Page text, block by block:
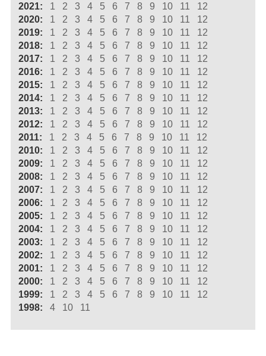
2021:
1 2 3 4 5 6 7 8 9 10 11
12
2020:
1 2 3 4 5 6 7 8 9 10 11
12
2019:
1 2 3 4 5 6 7 8 9 10 11
12
2018:
1 2 3 4 5 6 7 8 9 10 11
12
2017:
1 2 3 4 5 6 7 8 9 10 11
12
2016:
1 2 3 4 5 6 7 8 9 10 11
12
2015:
1 2 3 4 5 6 7 8 9 10 11
12
2014:
1 2 3 4 5 6 7 8 9 10 11
12
2013:
1 2 3 4 5 6 7 8 9 10 11
12
2012:
1 2 3 4 5 6 7 8 9 10 11
12
2011:
1 2 3 4 5 6 7 8 9 10 11
12
2010:
1 2 3 4 5 6 7 8 9 10 11
12
2009:
1 2 3 4 5 6 7 8 9 10 11
12
2008:
1 2 3 4 5 6 7 8 9 10 11
12
2007:
1 2 3 4 5 6 7 8 9 10 11
12
2006:
1 2 3 4 5 6 7 8 9 10 11
12
2005:
1 2 3 4 5 6 7 8 9 10 11
12
2004:
1 2 3 4 5 6 7 8 9 10 11
12
2003:
1 2 3 4 5 6 7 8 9 10 11
12
2002:
1 2 3 4 5 6 7 8 9 10 11
12
2001:
1 2 3 4 5 6 7 8 9 10 11
12
2000:
1 2 3 4 5 6 7 8 9 10 11
12
1999:
1 2 3 4 5 6 7 8 9 10 11
12
1998:
4 10 11